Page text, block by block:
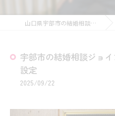
山口県宇部市の結婚相談所なら有限会社ジョイント企画
宇部市の結婚相談ジョ
設定
2025/09/22